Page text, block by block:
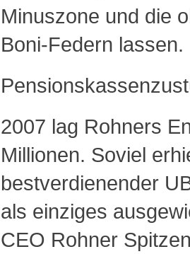
Minuszone und die
Boni-Federn lassen.
2007 lag Rohners
Millionen. Soviel
bestverdienender
als einziges
CEO Rohner